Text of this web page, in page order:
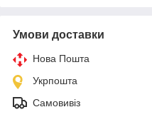
Умови доставки
Нова Пошта
Укрпошта
Самовивіз